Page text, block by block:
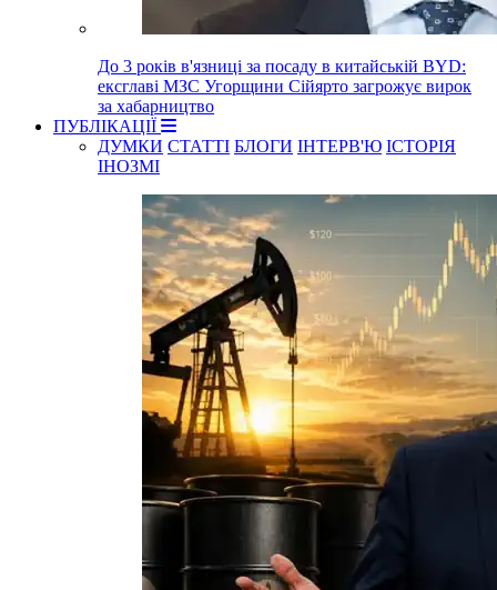
До 3 років в'язниці за посаду в китайській BYD:
ексглаві МЗС Угорщини Сійярто загрожує вирок
за хабарництво
ПУБЛІКАЦІЇ
ДУМКИ СТАТТІ БЛОГИ ІНТЕРВ'Ю ІСТОРІЯ
ІНОЗМІ